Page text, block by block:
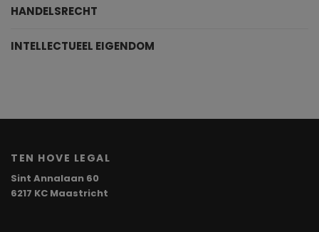
HANDELSRECHT
INTELLECTUEEL EIGENDOM
TEN HOVE LEGAL
Sint Annalaan 60
6217 KC Maastricht